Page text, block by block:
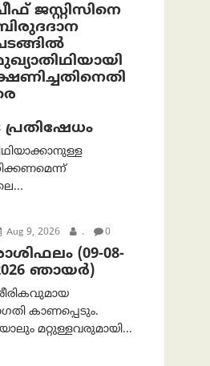
ജസ്റ്റിസിനെ
പ്രതിഷേധം
Aug 9, 2026 . 0
(09-08-
ഞായര്‍)
കാണപ്പെടും.
മറ്റുള്ളവരുമായി...